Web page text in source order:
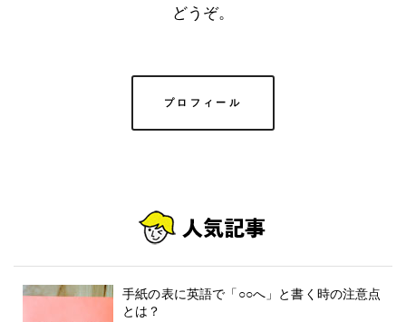
どうぞ。
プロフィール
手紙の表に英語で「○○へ」と書く時の注意点
とは？